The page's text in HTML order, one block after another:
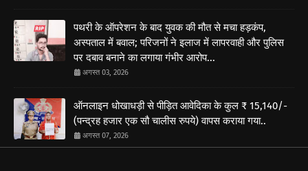
पथरी के ऑपरेशन के बाद युवक की मौत से मचा हड़कंप,
अस्पताल में बवाल; परिजनों ने इलाज में लापरवाही और पुलिस
पर दबाव बनाने का लगाया गंभीर आरोप...
अगस्त 03, 2026
ऑनलाइन धोखाधड़ी से पीड़ित आवेदिका के कुल ₹ 15,140/-
(पन्द्रह हजार एक सौ चालीस रुपये) वापस कराया गया..
अगस्त 07, 2026